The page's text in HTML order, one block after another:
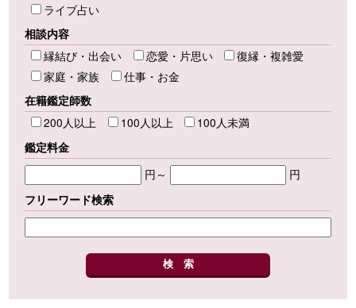
ライブ占い
相談内容
縁結び・出会い
恋愛・片思い
復縁・複雑愛
家庭・家族
仕事・お金
在籍鑑定師数
200人以上
100人以上
100人未満
鑑定料金
円～
円
フリーワード検索